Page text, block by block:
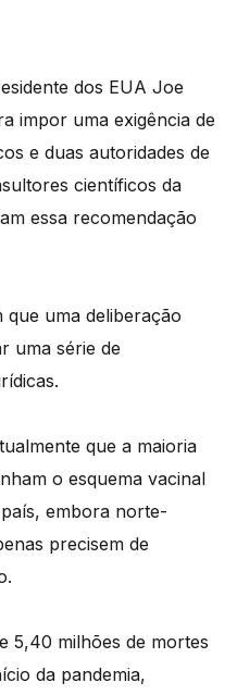
dos EUA Joe
impor uma exigência de
e duas autoridades de
científicos da
essa recomendação
que uma deliberação
uma série de
que a maioria
o esquema vacinal
embora norte-
precisem de
5,40 milhões de mortes
da pandemia,